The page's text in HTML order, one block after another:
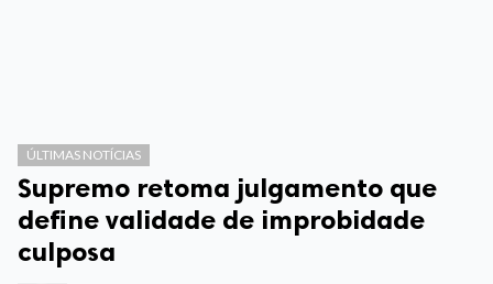
ÚLTIMAS NOTÍCIAS
Supremo retoma julgamento que
define validade de improbidade
culposa